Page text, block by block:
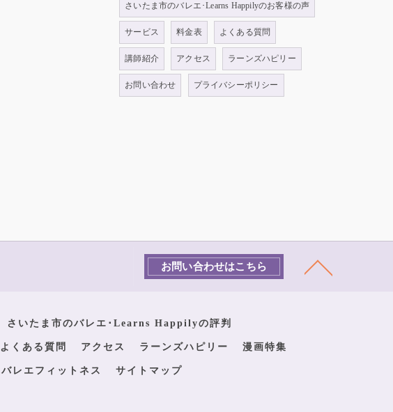
さいたま市のバレエ･Learns Happilyのお客様の声
サービス 料金表 よくある質問
講師紹介 アクセス ラーンズハピリー
お問い合わせ プライバシーポリシー
お問い合わせはこちら
さいたま市のバレエ･Learns Happilyの評判
よくある質問 アクセス ラーンズハピリー 漫画特集
バレエフィットネス サイトマップ